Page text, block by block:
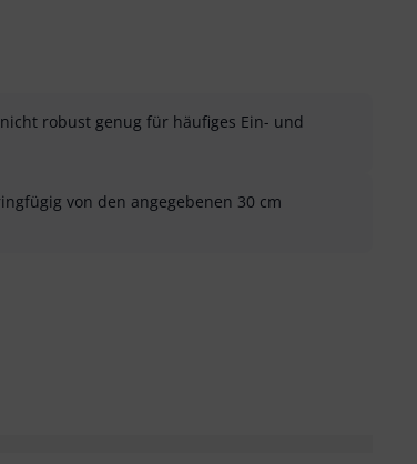
robust genug für häufiges Ein- und
von den angegebenen 30 cm
als nicht hilfreich